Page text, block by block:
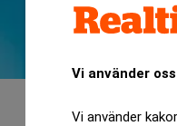
Vi använder
Vi använder